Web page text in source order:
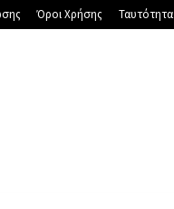
Όροι Χρήσης Ταυτότητα